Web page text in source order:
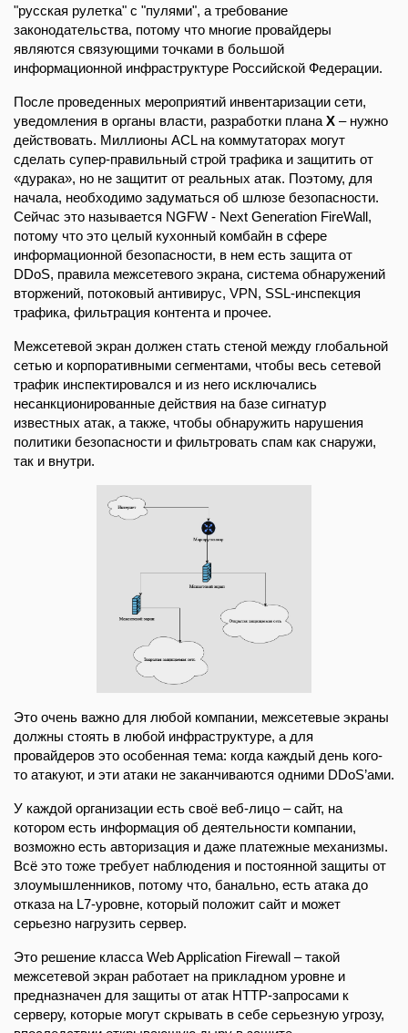
"русская рулетка" с "пулями", а требование
законодательства, потому что многие провайдеры
являются связующими точками в большой
информационной инфраструктуре Российской Федерации.
После проведенных мероприятий инвентаризации сети,
уведомления в органы власти, разработки плана X – нужно
действовать. Миллионы ACL на коммутаторах могут
сделать супер-правильный строй трафика и защитить от
«дурака», но не защитит от реальных атак. Поэтому, для
начала, необходимо задуматься об шлюзе безопасности.
Сейчас это называется NGFW - Next Generation FireWall,
потому что это целый кухонный комбайн в сфере
информационной безопасности, в нем есть защита от
DDoS, правила межсетевого экрана, система обнаружений
вторжений, потоковый антивирус, VPN, SSL-инспекция
трафика, фильтрация контента и прочее.
Межсетевой экран должен стать стеной между глобальной
сетью и корпоративными сегментами, чтобы весь сетевой
трафик инспектировался и из него исключались
несанкционированные действия на базе сигнатур
известных атак, а также, чтобы обнаружить нарушения
политики безопасности и фильтровать спам как снаружи,
так и внутри.
Это очень важно для любой компании, межсетевые экраны
должны стоять в любой инфраструктуре, а для
провайдеров это особенная тема: когда каждый день кого-
то атакуют, и эти атаки не заканчиваются одними DDoS’ами.
У каждой организации есть своё веб-лицо – сайт, на
котором есть информация об деятельности компании,
возможно есть авторизация и даже платежные механизмы.
Всё это тоже требует наблюдения и постоянной защиты от
злоумышленников, потому что, банально, есть атака до
отказа на L7-уровне, который положит сайт и может
серьезно нагрузить сервер.
Это решение класса Web Application Firewall – такой
межсетевой экран работает на прикладном уровне и
предназначен для защиты от атак HTTP-запросами к
серверу, которые могут скрывать в себе серьезную угрозу,